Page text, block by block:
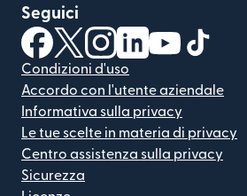
Seguici
(si apre in una nuova finestra)
(si apre in una nuova
(si apre in una
(si apre in una
(si apre in
Condizioni d'uso
Accordo con l'utente aziendale
Informativa sulla privacy
Le tue scelte in materia di privacy
Centro assistenza sulla privacy
Sicurezza